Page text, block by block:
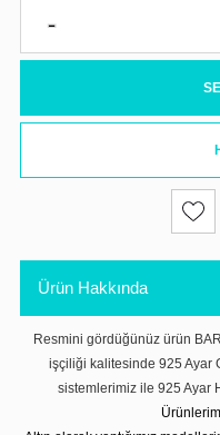
Ürün Hakkında
Resmini gördüğünüz ürün
işçiliği kalitesinde 925 Ayar
sistemlerimiz ile 925 Ayar